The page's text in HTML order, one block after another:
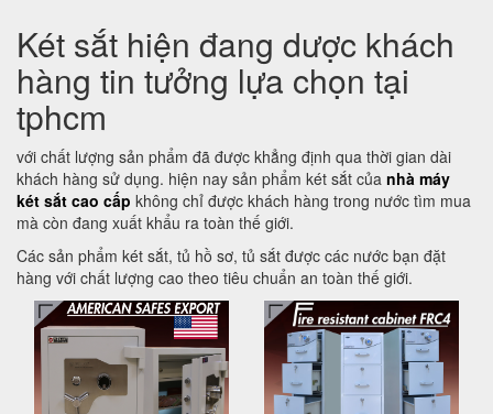
Két sắt hiện đang dược khách
hàng tin tưởng lựa chọn tại
tphcm
với chất lượng sản phẩm đã được khẳng định qua thời gian dài
khách hàng sử dụng. hiện nay sản phẩm két sắt của nhà máy
két sắt cao cấp không chỉ được khách hàng trong nước tìm mua
mà còn đang xuất khẩu ra toàn thế giới.
Các sản phẩm két sắt, tủ hồ sơ, tủ sắt được các nước bạn đặt
hàng với chất lượng cao theo tiêu chuẩn an toàn thế giới.